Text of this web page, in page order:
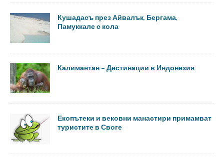
Кушадасъ през Айвалък, Бергама,
Памуккале с кола
Калимантан – Дестинации в Индонезия
Екопътеки и вековни манастири примамват
туристите в Своге